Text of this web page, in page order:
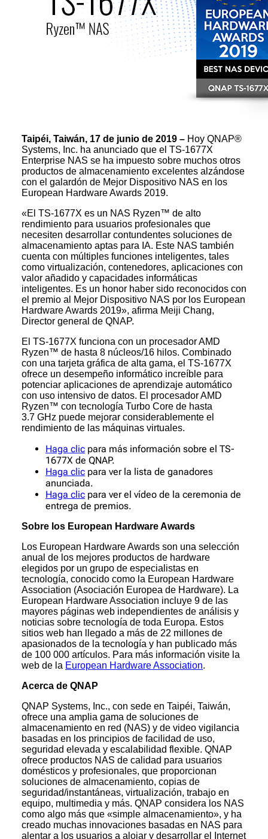
Taipéi, Taiwán, 17 de junio de 2019 – Hoy QNAP®
Systems, Inc. ha anunciado que el TS-1677X
Enterprise NAS se ha impuesto sobre muchos otros
productos de almacenamiento excelentes alzándose
con el galardón de Mejor Dispositivo NAS en los
European Hardware Awards 2019.
«El TS-1677X es un NAS Ryzen™ de alto
rendimiento para usuarios profesionales que
necesiten desarrollar contundentes soluciones de
almacenamiento aptas para IA. Este NAS también
cuenta con múltiples funciones inteligentes, tales
como virtualización, contenedores, aplicaciones con
valor añadido y capacidades informáticas
inteligentes. Es un honor haber sido reconocidos con
el premio al Mejor Dispositivo NAS por los European
Hardware Awards 2019», afirma Meiji Chang,
Director general de QNAP.
El TS-1677X funciona con un procesador AMD
Ryzen™ de hasta 8 núcleos/16 hilos. Combinado
con una tarjeta gráfica de alta gama, el TS-1677X
ofrece un desempeño informático increíble para
potenciar aplicaciones de aprendizaje automático
con uso intensivo de datos. El procesador AMD
Ryzen™ con tecnología Turbo Core de hasta
3.7 GHz puede mejorar considerablemente el
rendimiento de las máquinas virtuales.
Haga clic para más información sobre el TS-
1677X de QNAP.
Haga clic para ver la lista de ganadores
anunciada.
Haga clic para ver el vídeo de la ceremonia de
entrega de premios.
Sobre los European Hardware Awards
Los European Hardware Awards son una selección
anual de los mejores productos de hardware
elegidos por un grupo de especialistas en
tecnología, conocido como la European Hardware
Association (Asociación Europea de Hardware). La
European Hardware Association incluye 9 de las
mayores páginas web independientes de análisis y
noticias sobre tecnología de toda Europa. Estos
sitios web han llegado a más de 22 millones de
apasionados de la tecnología y han publicado más
de 100 000 artículos. Para más información visite la
web de la European Hardware Association.
Acerca de QNAP
QNAP Systems, Inc., con sede en Taipéi, Taiwán,
ofrece una amplia gama de soluciones de
almacenamiento en red (NAS) y de video vigilancia
basadas en los principios de facilidad de uso,
seguridad elevada y escalabilidad flexible. QNAP
ofrece productos NAS de calidad para usuarios
domésticos y profesionales, que proporcionan
soluciones de almacenamiento, copias de
seguridad/instantáneas, virtualización, trabajo en
equipo, multimedia y más. QNAP considera los NAS
como algo más que «simple almacenamiento», y ha
creado muchas innovaciones basadas en NAS para
alentar a los usuarios a alojar y desarrollar el Internet